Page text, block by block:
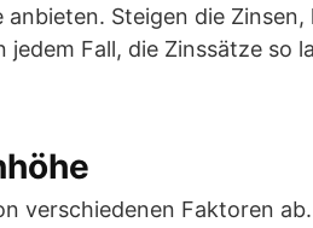
Steigen die Zinsen,
Fall, die Zinssätze so
verschiedenen Faktoren